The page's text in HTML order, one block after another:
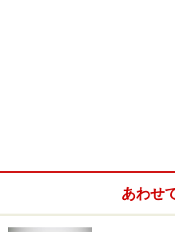
あわせ